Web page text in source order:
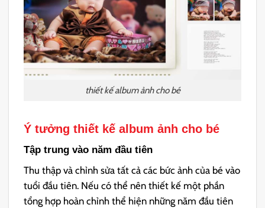
thiết kế album ảnh cho bé
Ý tưởng thiết kế album ảnh cho bé
Tập trung vào năm đầu tiên
Thu thập và chỉnh sửa tất cả các bức ảnh của bé vào
tuổi đầu tiên. Nếu có thể nên thiết kế một phần
tổng hợp hoàn chỉnh thể hiện những năm đầu tiên